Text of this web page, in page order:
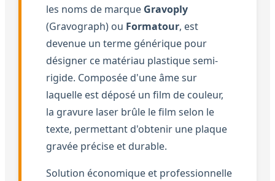
les noms de marque Gravoply
(Gravograph) ou Formatour, est
devenue un terme générique pour
désigner ce matériau plastique semi-
rigide. Composée d'une âme sur
laquelle est déposé un film de couleur,
la gravure laser brûle le film selon le
texte, permettant d'obtenir une plaque
gravée précise et durable.
Solution économique et professionnelle